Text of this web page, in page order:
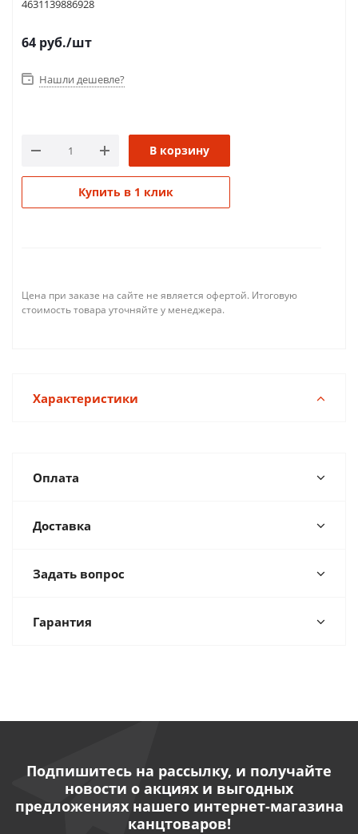
4631139886928
64 руб./шт
Нашли дешевле?
В корзину
Купить в 1 клик
Цена при заказе на сайте не является офертой. Итоговую
стоимость товара уточняйте у менеджера.
Характеристики
Оплата
Доставка
Задать вопрос
Гарантия
Подпишитесь на рассылку, и получайте
новости о акциях и выгодных
предложениях нашего интернет-магазина
канцтоваров!